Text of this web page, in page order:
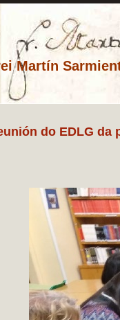
Martín
do EDLG da